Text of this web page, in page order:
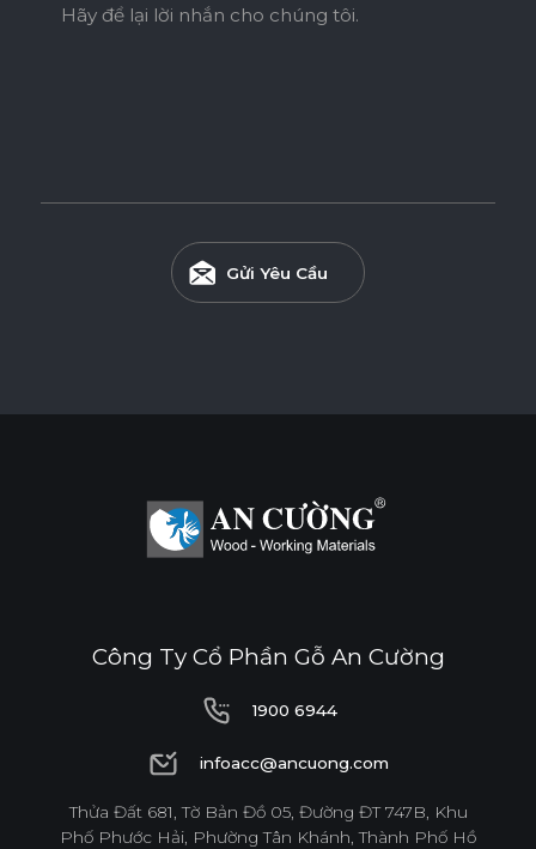
* Tuỳ theo mã sản phẩm sẽ có kích thước khác
Hãy để lại lời nhắn cho chúng tôi.
Gửi Yêu Cầu
Công Ty Cổ Phần Gỗ An Cường
1900 6944
1900 6944
infoacc@ancuong.com
infoacc@ancuong.com
Thửa Đất 681, Tờ Bản Đồ 05, Đường ĐT 747B, Khu
Phố Phước Hải, Phường Tân Khánh, Thành Phố Hồ